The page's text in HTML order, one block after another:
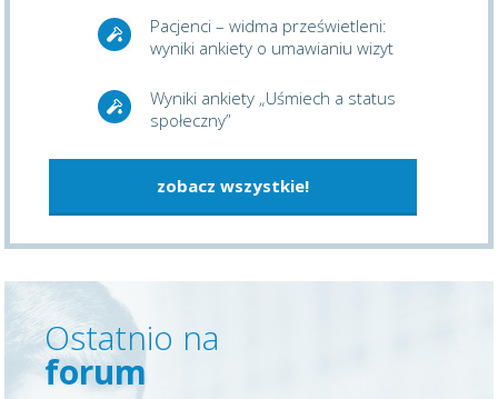
Pacjenci – widma prześwietleni:
wyniki ankiety o umawianiu wizyt
Wyniki ankiety „Uśmiech a status
społeczny”
zobacz wszystkie!
Ostatnio na
forum